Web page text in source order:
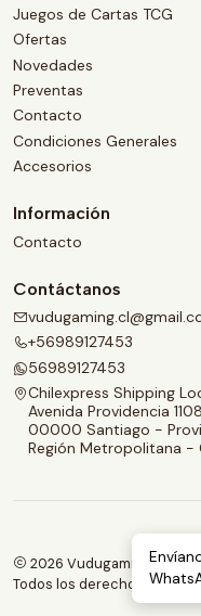
Juegos de Cartas TCG
Ofertas
Novedades
Preventas
Contacto
Condiciones Generales
Accesorios
Información
Contacto
Contáctanos
+56989127453
56989127453
Chilexpress Shipping
Avenida Providencia
00000 Santiago -
Región Metropolitana -
2026 Vudugaming.
Todos los derechos